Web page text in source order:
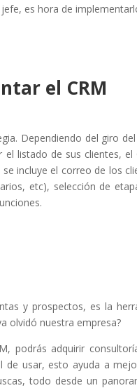
es hora de
el CRM
Dependiendo del giro
listado de sus clientes, el
incluye el correo de los
etc), selección de
y prospectos, es la
olvidó nuestra empresa?
podrás adquirir
de usar, esto ayuda a
todo desde un